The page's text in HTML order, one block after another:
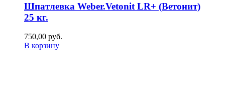
Шпатлевка Weber.Vetonit LR+ (Ветонит)
25 кг.
750,00 руб.
В корзину